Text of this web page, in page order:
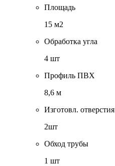
Площадь
15 м2
Обработка угла
4 шт
Профиль ПВХ
8,6 м
Изготовл. отверстия
2шт
Обход трубы
1 шт